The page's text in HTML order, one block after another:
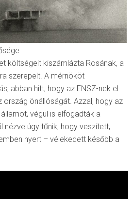
költségeit kiszámlázta Rosának, a
szerepelt. A mérnököt
abban hitt, hogy az ENSZ-nek el
ország önállóságát. Azzal, hogy az
végül is elfogadták a
nézve úgy tűnik, hogy veszített,
nyert – vélekedett később a